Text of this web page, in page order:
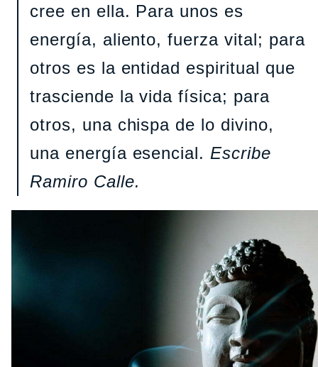
cree en ella. Para unos es
energía, aliento, fuerza vital; para
otros es la entidad espiritual que
trasciende la vida física; para
otros, una chispa de lo divino,
una energía esencial. Escribe
Ramiro Calle.